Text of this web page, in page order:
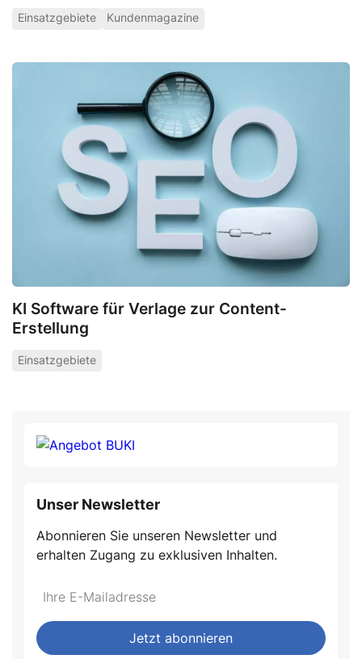
Einsatzgebiete Kundenmagazine
KI Software für Verlage zur Content-
Erstellung
Einsatzgebiete
Unser Newsletter
Abonnieren Sie unseren Newsletter und
erhalten Zugang zu exklusiven Inhalten.
Do
fill
this
*Ihre
Mailadresse:
Jetzt abonnieren